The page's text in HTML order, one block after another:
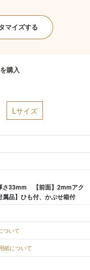
マイズする
購入
Lサイズ
さ33mm 【前面】2mmアク
品】ひも付、かぶせ箱付
ついて
紙について